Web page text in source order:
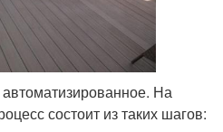
На
состоит из таких шагов: